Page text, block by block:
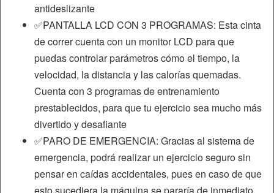
antideslizante
✅PANTALLA LCD CON 3 PROGRAMAS: Esta cinta
de correr cuenta con un monitor LCD para que
puedas controlar parámetros cómo el tiempo, la
velocidad, la distancia y las calorías quemadas.
Cuenta con 3 programas de entrenamiento
prestablecidos, para que tu ejercicio sea mucho más
divertido y desafiante
✅PARO DE EMERGENCIA: Gracias al sistema de
emergencia, podrá realizar un ejercicio seguro sin
pensar en caídas accidentales, pues en caso de que